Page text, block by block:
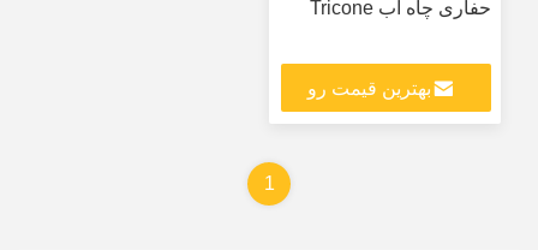
حفاری چاه آب Tricone
بهترین قیمت رو
1